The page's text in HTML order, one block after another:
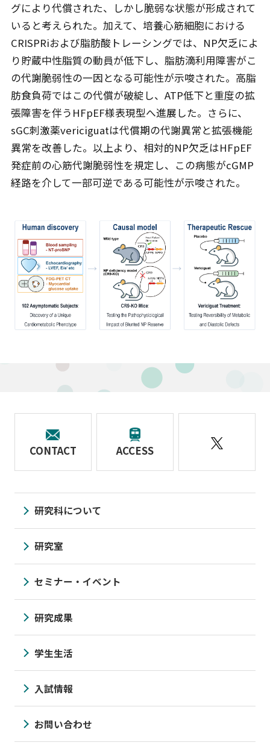
グにより代償された、しかし脆弱な状態が形成されて
いると考えられた。加えて、培養心筋細胞における
CRISPRiおよび脂肪酸トレーシングでは、NP欠乏によ
り貯蔵中性脂質の動員が低下し、脂肪滴利用障害がこ
の代謝脆弱性の一因となる可能性が示唆された。高脂
肪食負荷ではこの代償が破綻し、ATP低下と重度の拡
張障害を伴うHFpEF様表現型へ進展した。さらに、
sGC刺激薬vericiguatは代償期の代謝異常と拡張機能
異常を改善した。以上より、相対的NP欠乏はHFpEF
発症前の心筋代謝脆弱性を規定し、この病態がcGMP
経路を介して一部可逆である可能性が示唆された。
CONTACT ACCESS
研究科について
研究室
セミナー・イベント
研究成果
学生生活
入試情報
お問い合わせ